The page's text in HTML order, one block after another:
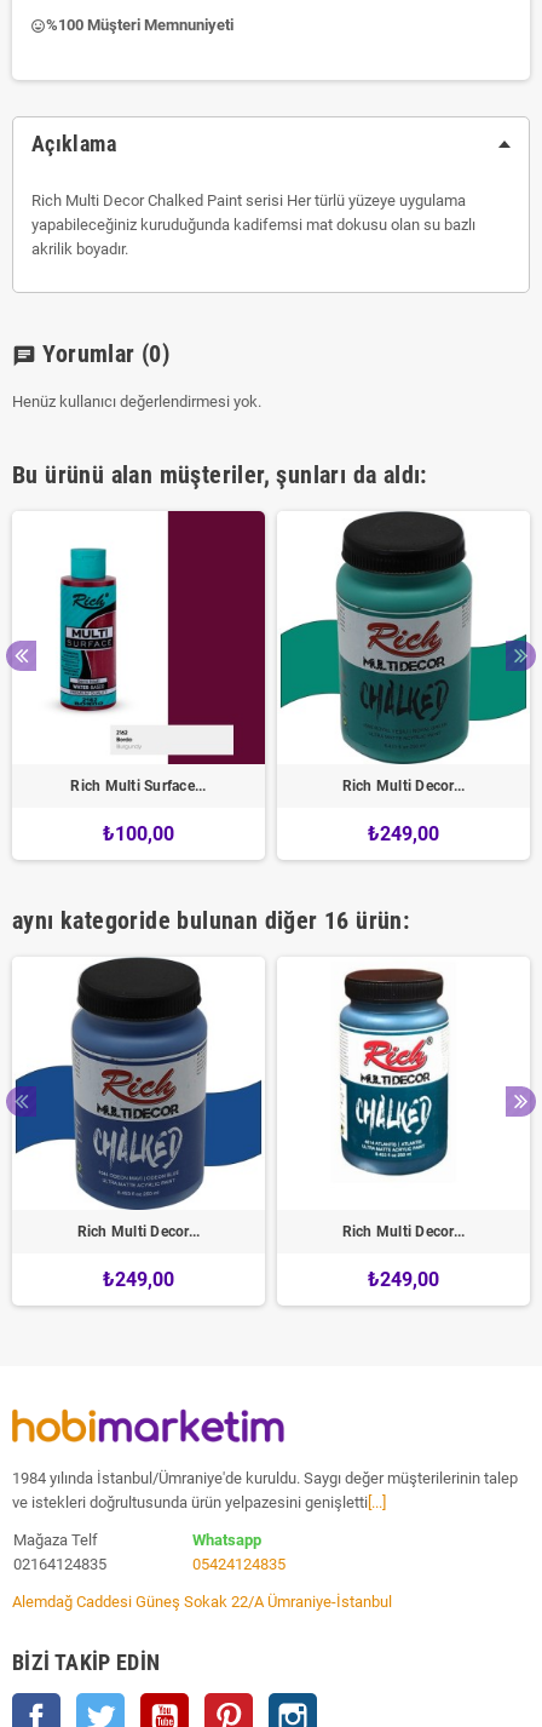
insert_emoticon%100 Müşteri Memnuniyeti
Açıklama
Rich Multi Decor Chalked Paint serisi Her türlü yüzeye uygulama
yapabileceğiniz kuruduğunda kadifemsi mat dokusu olan su bazlı
akrilik boyadır.
chat Yorumlar (0)
Henüz kullanıcı değerlendirmesi yok.
Bu ürünü alan müşteriler, şunları da aldı:
Rich Multi Surface...
₺100,00
Rich Multi Decor...
₺249,00
aynı kategoride bulunan diğer 16 ürün:
Rich Multi Decor...
₺249,00
Rich Multi Decor...
₺249,00
1984 yılında İstanbul/Ümraniye'de kuruldu. Saygı değer müşterilerinin talep
ve istekleri doğrultusunda ürün yelpazesini genişletti [...]
Mağaza Telf
02164124835
Whatsapp
05424124835
Alemdağ Caddesi Güneş Sokak 22/A Ümraniye-İstanbul
BIZI TAKIP EDIN
Facebook Twitter YouTube Pinterest